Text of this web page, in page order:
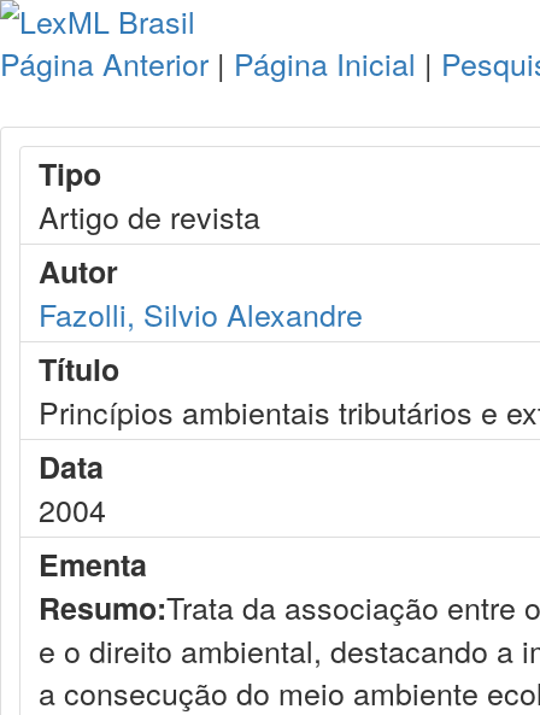
Página Anterior | Página Inicial |
Tipo
Artigo de revista
Autor
Fazolli, Silvio Alexandre
Título
Princípios ambientais tributários e
Data
2004
Ementa
Resumo:Trata da associação entre
e o direito ambiental, destacando a
a consecução do meio ambiente